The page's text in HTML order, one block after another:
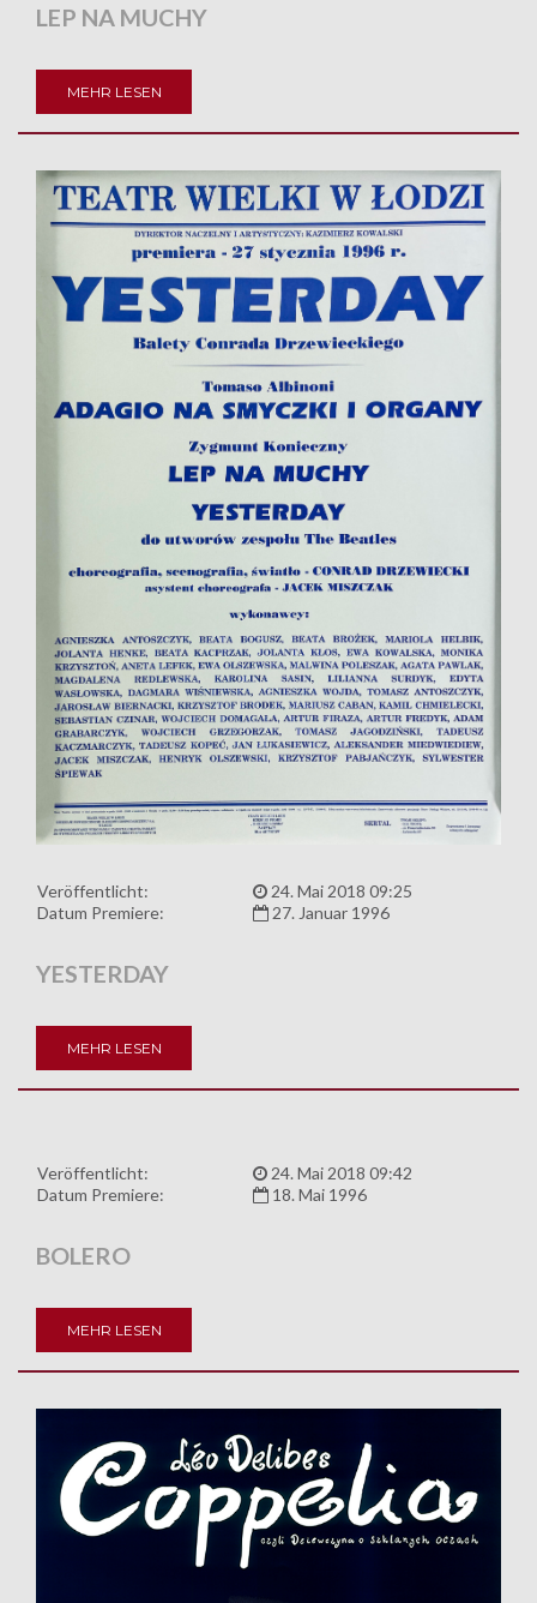
LEP NA MUCHY
MEHR LESEN
Veröffentlicht:
24. Mai 2018 09:25
Datum Premiere:
27. Januar 1996
YESTERDAY
MEHR LESEN
Veröffentlicht:
24. Mai 2018 09:42
Datum Premiere:
18. Mai 1996
BOLERO
MEHR LESEN